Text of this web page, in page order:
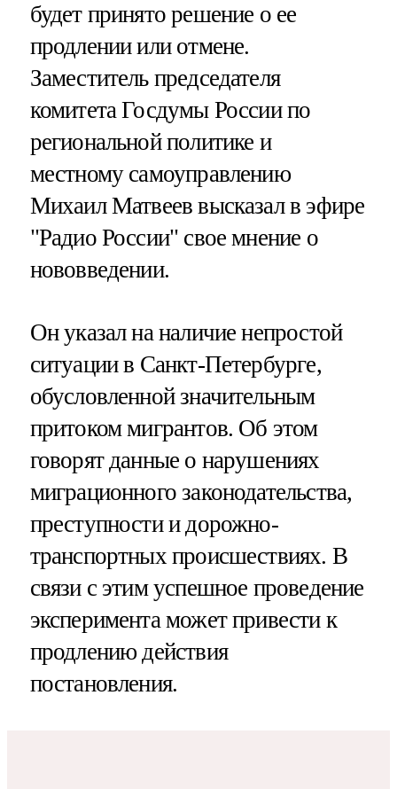
будет принято решение о ее
продлении или отмене.
Заместитель председателя
комитета Госдумы России по
региональной политике и
местному самоуправлению
Михаил Матвеев высказал в эфире
"Радио России" свое мнение о
нововведении.
Он указал на наличие непростой
ситуации в Санкт-Петербурге,
обусловленной значительным
притоком мигрантов. Об этом
говорят данные о нарушениях
миграционного законодательства,
преступности и дорожно-
транспортных происшествиях. В
связи с этим успешное проведение
эксперимента может привести к
продлению действия
постановления.